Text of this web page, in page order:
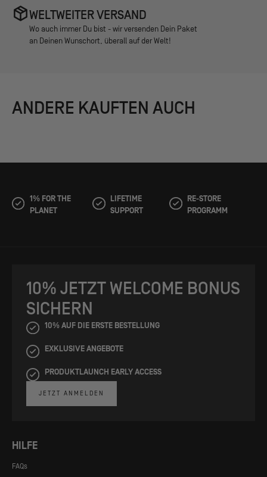
WELTWEITER VERSAND
Wo auch immer Du bist - wir versenden Dein Paket
an Deinen Wunschort, überall auf der Welt!
ANDERE KAUFTEN AUCH
1% FOR THE
PLANET
LIFETIME
SUPPORT
RE-STORE
PROGRAMM
HILFE
FAQs
10% JETZT WELCOME BONUS
SICHERN
10% AUF DIE ERSTE BESTELLUNG
EXKLUSIVE ANGEBOTE
PRODUKTLAUNCH EARLY ACCESS
JETZT ANMELDEN